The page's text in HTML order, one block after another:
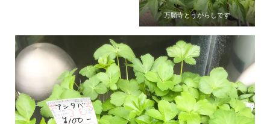
万願寺とうがらしです